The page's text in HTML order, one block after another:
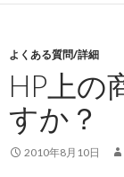
よくある質問/詳細
HP上の
すか？
2010年8月10日